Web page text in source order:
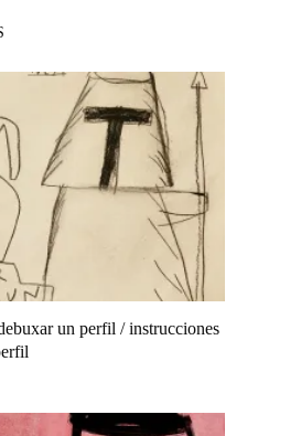
un perfil / instrucciones